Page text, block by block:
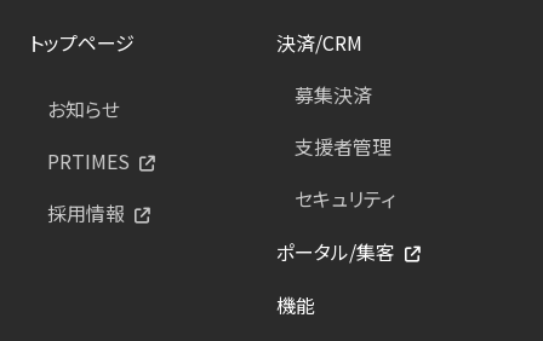
トップページ
お知らせ
PRTIMES
採用情報
決済/CRM
募集決済
支援者管理
セキュリティ
ポータル/集客
機能